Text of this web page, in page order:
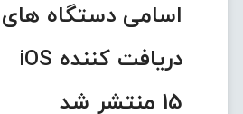
اسامی دستگاه های
دریافت کننده iOS
15 منتشر شد